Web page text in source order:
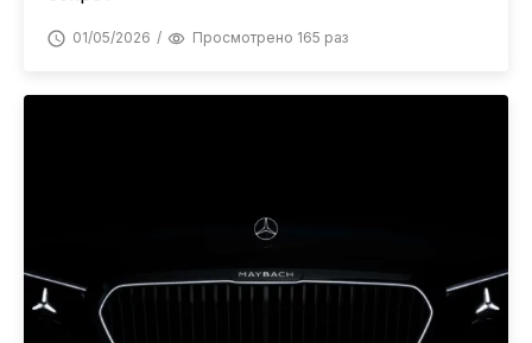
01/05/2026 Просмотрено 165 раз